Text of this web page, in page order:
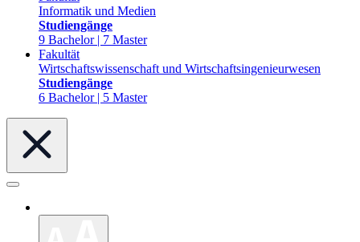
Informatik und Medien
Studiengänge
9 Bachelor | 7 Master
Fakultät
Wirtschaftswissenschaft und Wirtschaftsingenieurwesen
Studiengänge
6 Bachelor | 5 Master